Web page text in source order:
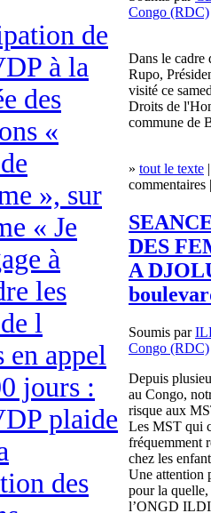
de
à la
des
«
», sur
« Je
à
les
l
en appel
jours :
plaide
des
Congo (RDC)
Dans le cadre
Rupo,
visité ce
Droits de
commune de
» tout le texte
commentaires
DES
A
Soumis par
Congo (RDC)
Depuis
au Congo,
risque aux
Les MST qui
fréquemment
chez les
Une attention
pour la quelle,
l’ONGD ILDI